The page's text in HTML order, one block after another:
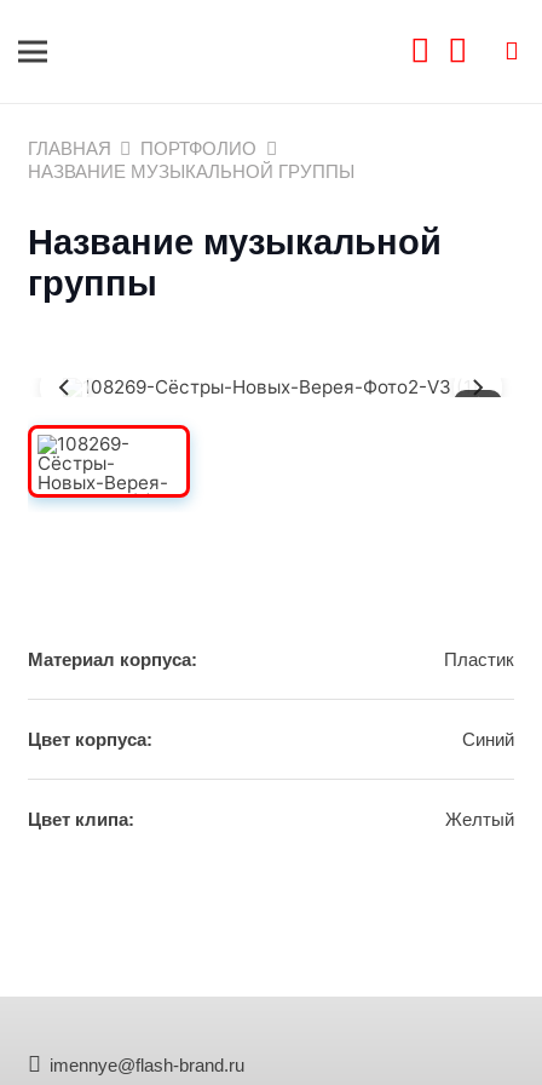
ГЛАВНАЯ
ПОРТФОЛИО
НАЗВАНИЕ МУЗЫКАЛЬНОЙ ГРУППЫ
Название музыкальной
группы
1/3
Материал корпуса: Пластик
Цвет корпуса: Синий
Цвет клипа: Жeлтый
imennye@flash-brand.ru